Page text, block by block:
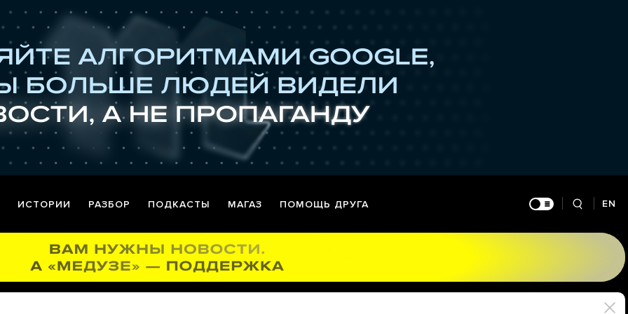
ИСТОРИИ РАЗБОР ПОДКАСТЫ МАГАЗ ПОМОЩЬ ДРУГА EN